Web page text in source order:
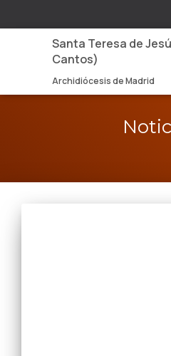
Santa Teresa de
Cantos)
Archidiócesis de Madrid